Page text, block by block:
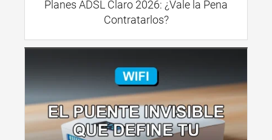
Planes ADSL Claro 2026: ¿Vale la Pena
Contratarlos?